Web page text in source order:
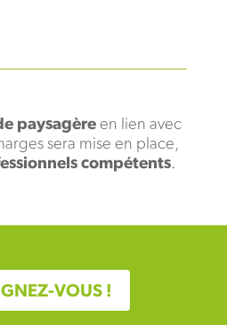
paysagèreen lien avec
sera mise en place,
compétents.
VOUS !